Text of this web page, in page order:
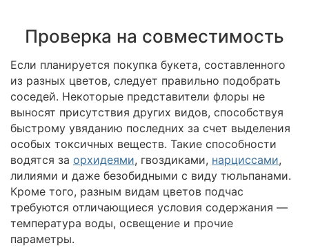
Проверка на совместимость
Если планируется покупка букета, составленного
из разных цветов, следует правильно подобрать
соседей. Некоторые представители флоры не
выносят присутствия других видов, способствуя
быстрому увяданию последних за счет выделения
особых токсичных веществ. Такие способности
водятся за орхидеями, гвоздиками, нарциссами,
лилиями и даже безобидными с виду тюльпанами.
Кроме того, разным видам цветов подчас
требуются отличающиеся условия содержания —
температура воды, освещение и прочие
параметры.